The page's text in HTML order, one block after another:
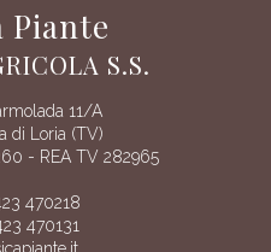
Piante
S.S.
11/A
di Loria (TV)
- REA TV 282965
470218
470131